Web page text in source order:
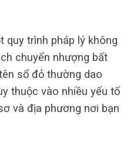
quy trình pháp lý không
chuyển nhượng bất
sổ đỏ thường dao
thuộc vào nhiều yếu tố
và địa phương nơi bạn